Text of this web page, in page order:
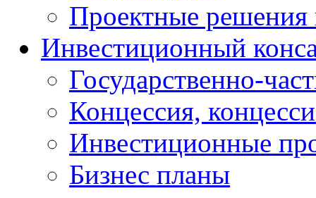
Проектные решения
Инвестиционный
Государственно-
Концессия,
Инвестиционные
Бизнес планы